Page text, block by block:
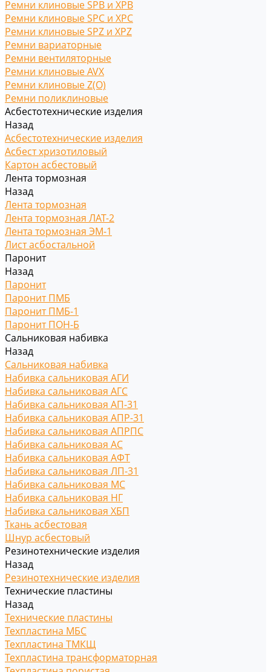
Ремни клиновые SPB и XPB
Ремни клиновые SPC и XPC
Ремни клиновые SPZ и XPZ
Ремни вариаторные
Ремни вентиляторные
Ремни клиновые AVX
Ремни клиновые Z(O)
Ремни поликлиновые
Асбестотехнические изделия
Назад
Асбестотехнические изделия
Асбест хризотиловый
Картон асбестовый
Лента тормозная
Назад
Лента тормозная
Лента тормозная ЛАТ-2
Лента тормозная ЭМ-1
Лист асбостальной
Паронит
Назад
Паронит
Паронит ПМБ
Паронит ПМБ-1
Паронит ПОН-Б
Сальниковая набивка
Назад
Сальниковая набивка
Набивка сальниковая АГИ
Набивка сальниковая АГС
Набивка сальниковая АП-31
Набивка сальниковая АПР-31
Набивка сальниковая АПРПС
Набивка сальниковая АС
Набивка сальниковая АФТ
Набивка сальниковая ЛП-31
Набивка сальниковая МС
Набивка сальниковая НГ
Набивка сальниковая ХБП
Ткань асбестовая
Шнур асбестовый
Резинотехнические изделия
Назад
Резинотехнические изделия
Технические пластины
Назад
Технические пластины
Техпластина МБС
Техпластина ТМКЩ
Техпластина трансформаторная